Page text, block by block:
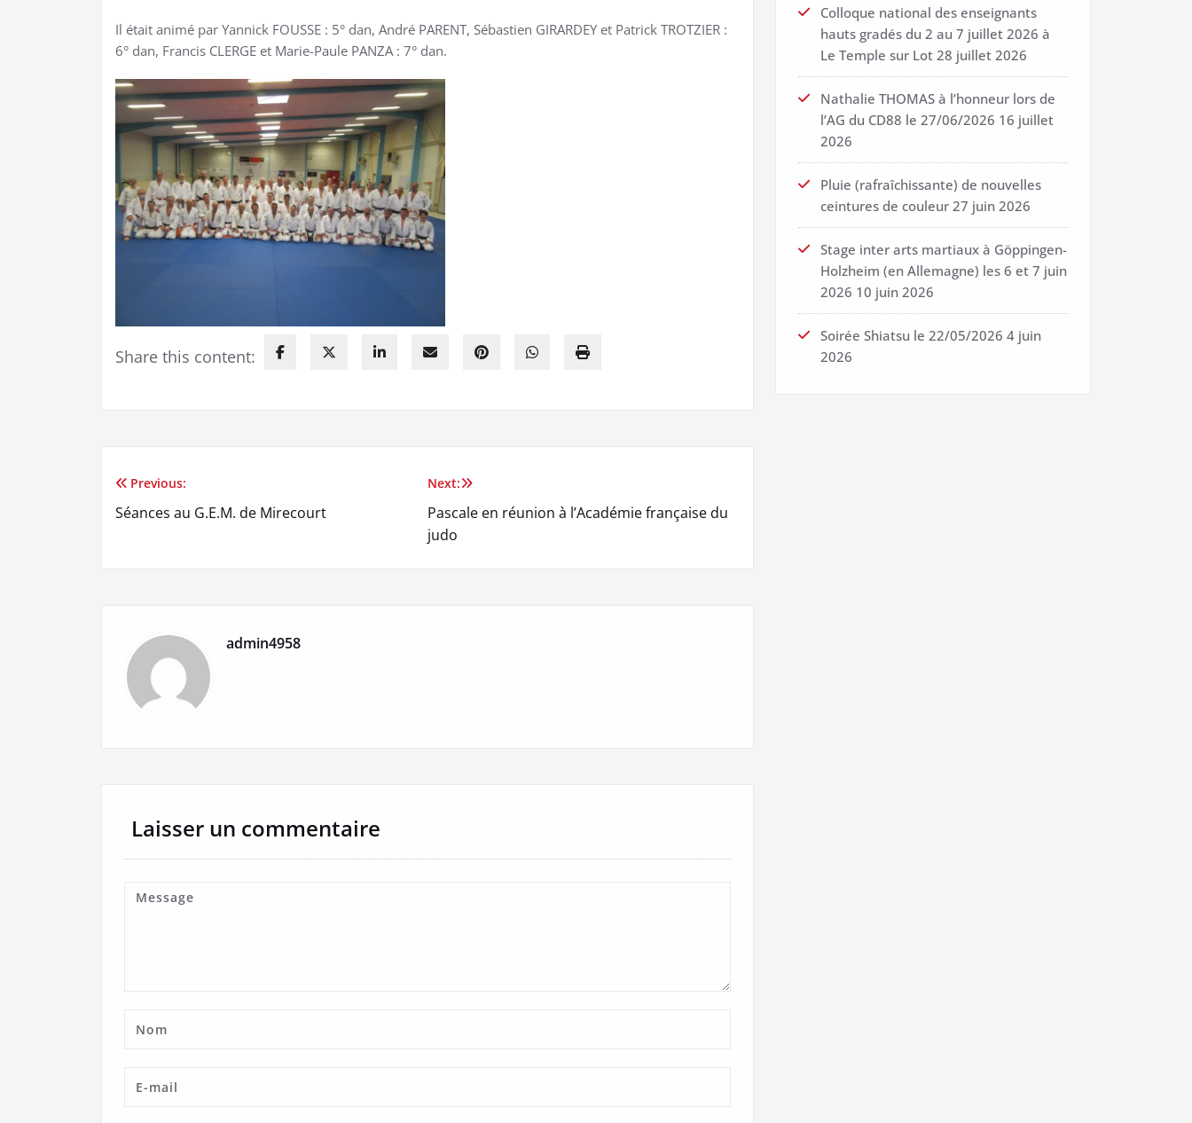
Il était animé par Yannick FOUSSE : 5° dan, André PARENT, Sébastien GIRARDEY et Patrick TROTZIER :
6° dan, Francis CLERGE et Marie-Paule PANZA : 7° dan.
Share this content:
Navigation
Previous:
Séances au G.E.M. de Mirecourt
Next:
Pascale en réunion à l’Académie française du
judo
admin4958
Laisser un commentaire
Colloque national des enseignants
hauts gradés du 2 au 7 juillet 2026 à
Le Temple sur Lot 28 juillet 2026
Nathalie THOMAS à l’honneur lors de
l’AG du CD88 le 27/06/2026 16 juillet
2026
Pluie (rafraîchissante) de nouvelles
ceintures de couleur 27 juin 2026
Stage inter arts martiaux à Göppingen-
Holzheim (en Allemagne) les 6 et 7 juin
2026 10 juin 2026
Soirée Shiatsu le 22/05/2026 4 juin
2026